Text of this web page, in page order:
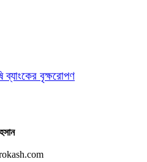
বৃক্ষরোপণ